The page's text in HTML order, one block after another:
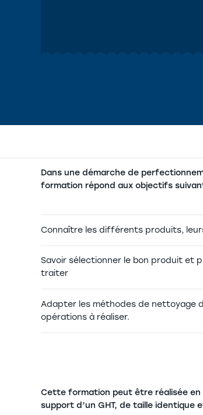
Dans une démarche de
formation répond aux objectifs
Connaître les différents produits,
Savoir sélectionner le bon produit et
traiter
Adapter les méthodes de nettoyage
opérations à réaliser.
Cette formation peut être réalisée
support d’un GHT, de taille identique